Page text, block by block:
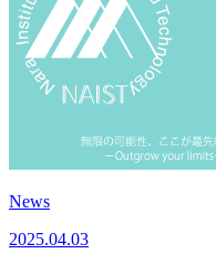
News
2025.04.03